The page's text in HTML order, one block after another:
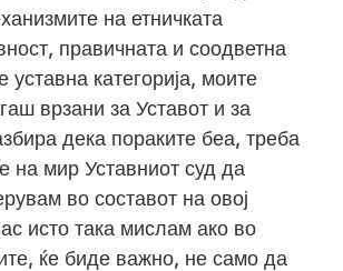
на етничката
правичната и соодветна
уставна категорија, моите
врзани за Уставот и за
дека пораките беа, треба
на мир Уставниот суд да
во составот на овој
исто така мислам ако во
ќе биде важно, не само да